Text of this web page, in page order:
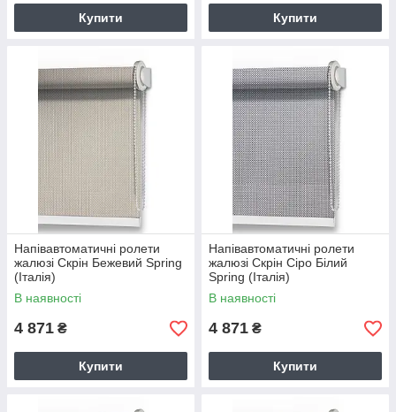
Купити Купити
Напівавтоматичні ролети
жалюзі Скрін Бежевий Spring
(Італія)
В наявності
4 871 ₴
Купити
Напівавтоматичні ролети
жалюзі Скрін Сіро Білий
Spring (Італія)
В наявності
4 871 ₴
Купити